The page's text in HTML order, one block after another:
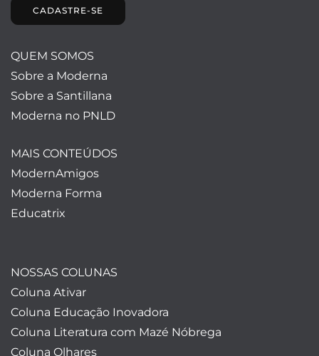
CADASTRE-SE
QUEM SOMOS
Sobre a Moderna
Sobre a Santillana
Moderna no PNLD
MAIS CONTEÚDOS
ModernAmigos
Moderna Forma
Educatrix
NOSSAS COLUNAS
Coluna Ativar
Coluna Educação Inovadora
Coluna Literatura com Mazé Nóbrega
Coluna Olhares